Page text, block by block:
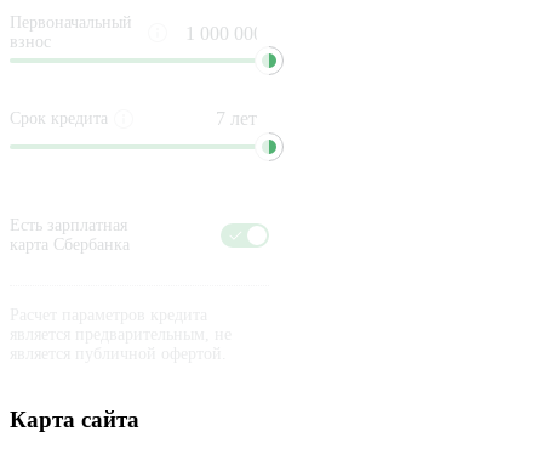
Первоначальный
взнос
Срок кредита
Есть зарплатная
карта Сбербанка
Карта сайта